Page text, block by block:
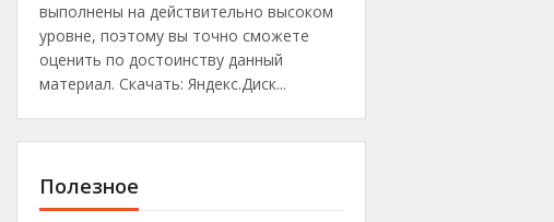
выполнены на действительно высоком
уровне, поэтому вы точно сможете
оценить по достоинству данный
материал. Скачать: Яндекс.Диск...
Полезное